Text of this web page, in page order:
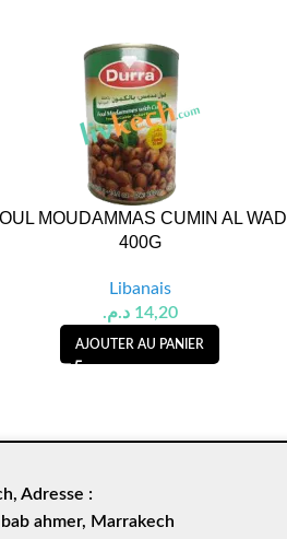
MOUDAMMAS CUMIN AL WADI
400G
Libanais
14,20 د.م.
AJOUTER AU PANIER
Adresse :
bab ahmer, Marrakech